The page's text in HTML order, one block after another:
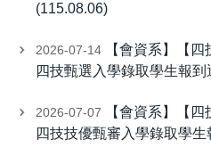
(115.08.06)
2026-07-14
【會資系】【
四技甄選入學錄取學生報
2026-07-07
【會資系】【
四技技優甄審入學錄取學